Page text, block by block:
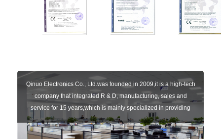
Qinuo Electronics Co., Ltd.was founded in 2009,it is a high-tech
company that integrated R & D, manufacturing, sales and
service for 15 years,which is mainly specialized in providing
sensors of automatic door, control system of door and gate, car
key remote, auto parts etc. The company currently has four